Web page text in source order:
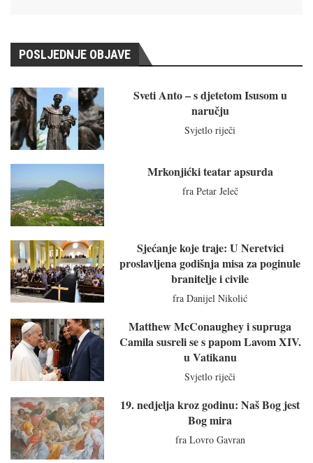
POSLJEDNJE OBJAVE
Sveti Anto – s djetetom Isusom u
naručju
Svjetlo riječi
Mrkonjićki teatar apsurda
fra Petar Jeleč
Sjećanje koje traje: U Neretvici
proslavljena godišnja misa za poginule
branitelje i civile
fra Danijel Nikolić
Matthew McConaughey i supruga
Camila susreli se s papom Lavom XIV.
u Vatikanu
Svjetlo riječi
19. nedjelja kroz godinu: Naš Bog jest
Bog mira
fra Lovro Gavran